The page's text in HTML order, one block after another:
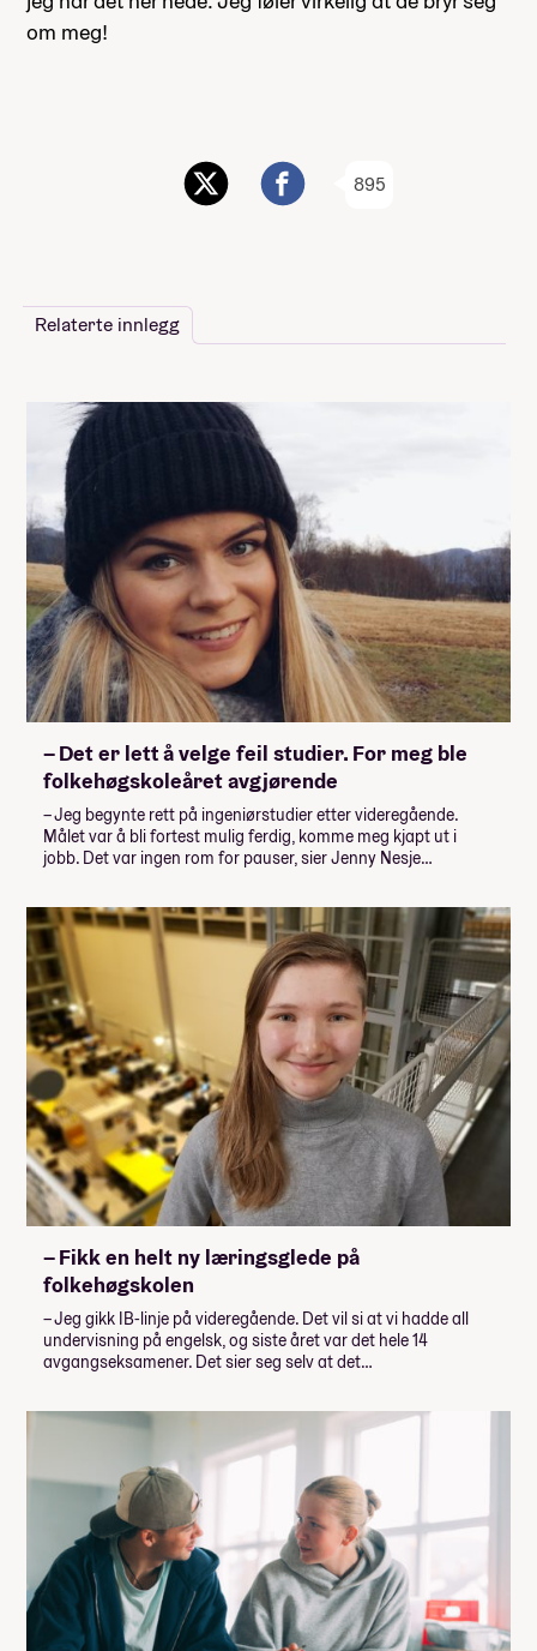
om meg!
895
Relaterte innlegg
– Det er lett å velge feil studier. For meg ble
folkehøgskoleåret avgjørende
– Jeg begynte rett på ingeniørstudier etter videregående.
Målet var å bli fortest mulig ferdig, komme meg kjapt ut i
jobb. Det var ingen rom for pauser, sier Jenny Nesje…
– Fikk en helt ny læringsglede på
folkehøgskolen
– Jeg gikk IB-linje på videregående. Det vil si at vi hadde all
undervisning på engelsk, og siste året var det hele 14
avgangseksamener. Det sier seg selv at det…